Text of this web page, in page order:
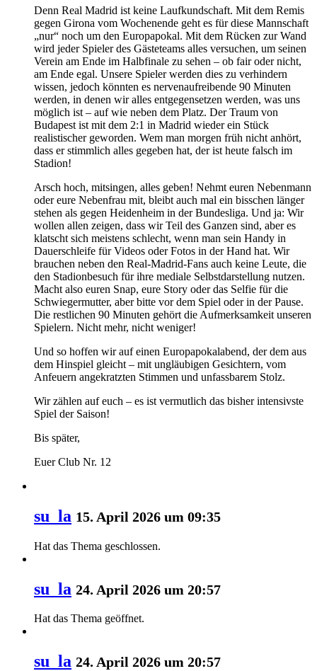
Denn Real Madrid ist keine Laufkundschaft. Mit dem Remis
gegen Girona vom Wochenende geht es für diese Mannschaft
„nur“ noch um den Europapokal. Mit dem Rücken zur Wand
wird jeder Spieler des Gästeteams alles versuchen, um seinen
Verein am Ende im Halbfinale zu sehen – ob fair oder nicht,
am Ende egal. Unsere Spieler werden dies zu verhindern
wissen, jedoch könnten es nervenaufreibende 90 Minuten
werden, in denen wir alles entgegensetzen werden, was uns
möglich ist – auf wie neben dem Platz. Der Traum von
Budapest ist mit dem 2:1 in Madrid wieder ein Stück
realistischer geworden. Wem man morgen früh nicht anhört,
dass er stimmlich alles gegeben hat, der ist heute falsch im
Stadion!
Arsch hoch, mitsingen, alles geben! Nehmt euren Nebenmann
oder eure Nebenfrau mit, bleibt auch mal ein bisschen länger
stehen als gegen Heidenheim in der Bundesliga. Und ja: Wir
wollen allen zeigen, dass wir Teil des Ganzen sind, aber es
klatscht sich meistens schlecht, wenn man sein Handy in
Dauerschleife für Videos oder Fotos in der Hand hat. Wir
brauchen neben den Real-Madrid-Fans auch keine Leute, die
den Stadionbesuch für ihre mediale Selbstdarstellung nutzen.
Macht also euren Snap, eure Story oder das Selfie für die
Schwiegermutter, aber bitte vor dem Spiel oder in der Pause.
Die restlichen 90 Minuten gehört die Aufmerksamkeit unseren
Spielern. Nicht mehr, nicht weniger!
Und so hoffen wir auf einen Europapokalabend, der dem aus
dem Hinspiel gleicht – mit ungläubigen Gesichtern, vom
Anfeuern angekratzten Stimmen und unfassbarem Stolz.
Wir zählen auf euch – es ist vermutlich das bisher intensivste
Spiel der Saison!
Bis später,
Euer Club Nr. 12
su_la 15. April 2026 um 09:35
Hat das Thema geschlossen.
su_la 24. April 2026 um 20:57
Hat das Thema geöffnet.
su_la 24. April 2026 um 20:57